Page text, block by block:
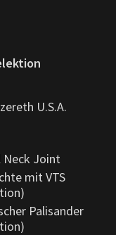
U.S.A.
Neck Joint
mit VTS
Palisander